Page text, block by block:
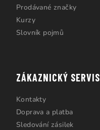
Prodávané značky
Kurzy
Slovník pojmů
ZÁKAZNICKÝ SERVIS
Kontakty
Doprava a platba
Sledování zásilek